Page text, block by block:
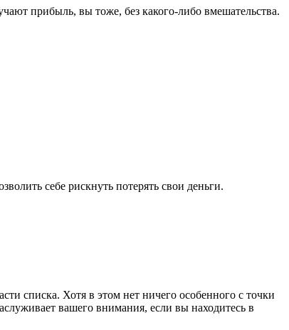
прибыль, вы тоже, без какого-либо вмешательства.
себе рискнуть потерять свои деньги.
списка. Хотя в этом нет ничего особенного с точки
вашего внимания, если вы находитесь в